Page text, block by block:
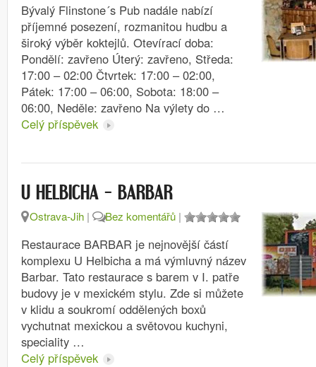
Bývalý Flinstone´s Pub nadále nabízí
příjemné posezení, rozmanitou hudbu a
široký výběr koktejlů. Otevírací doba:
Pondělí: zavřeno Úterý: zavřeno, Středa:
17:00 – 02:00 Čtvrtek: 17:00 – 02:00,
Pátek: 17:00 – 06:00, Sobota: 18:00 –
06:00, Neděle: zavřeno Na výlety do …
Celý příspěvek
U HELBICHA – BARBAR
Ostrava-Jih | Bez komentářů |
Restaurace BARBAR je nejnovější částí
komplexu U Helbicha a má výmluvný název
Barbar. Tato restaurace s barem v I. patře
budovy je v mexickém stylu. Zde si můžete
v klidu a soukromí oddělených boxů
vychutnat mexickou a světovou kuchyni,
speciality …
Celý příspěvek